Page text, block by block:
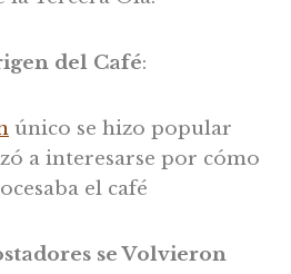
del Café:
único se hizo popular
a interesarse por cómo
el café
se Volvieron